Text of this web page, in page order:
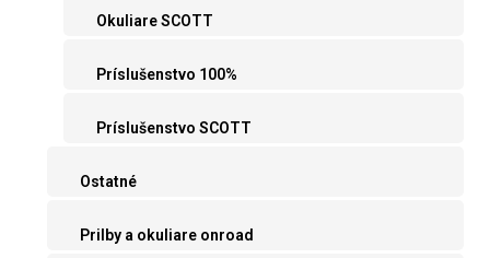
Okuliare SCOTT
Príslušenstvo 100%
Príslušenstvo SCOTT
Ostatné
Prilby a okuliare onroad